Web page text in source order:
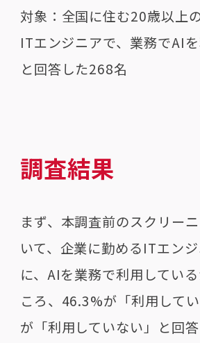
対象：全国に住む20歳以上
ITエンジニアで、業務でAI
と回答した268名
調査結果
まず、本調査前のスクリー
いて、企業に勤めるITエン
に、AIを業務で利用してい
ころ、46.3%が「利用して
が「利用していない」と回